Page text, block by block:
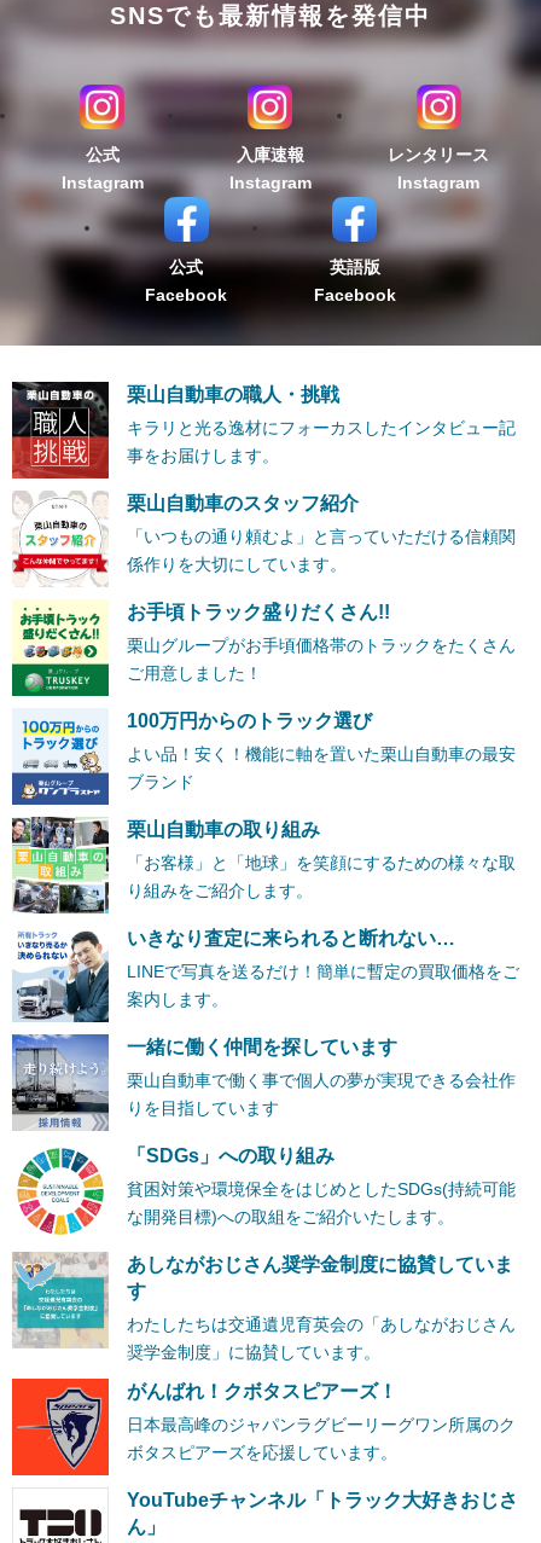
SNSでも最新情報を発信中
公式
Instagram
入庫速報
Instagram
レンタリース
Instagram
公式
Facebook
英語版
Facebook
栗山自動車の職人・挑戦
キラリと光る逸材にフォーカスしたインタビュー記
事をお届けします。
栗山自動車のスタッフ紹介
「いつもの通り頼むよ」と言っていただける信頼関
係作りを大切にしています。
お手頃トラック盛りだくさん!!
栗山グループがお手頃価格帯のトラックをたくさん
ご用意しました！
100万円からのトラック選び
よい品！安く！機能に軸を置いた栗山自動車の最安
ブランド
栗山自動車の取り組み
「お客様」と「地球」を笑顔にするための様々な取
り組みをご紹介します。
いきなり査定に来られると断れない…
LINEで写真を送るだけ！簡単に暫定の買取価格をご
案内します。
一緒に働く仲間を探しています
栗山自動車で働く事で個人の夢が実現できる会社作
りを目指しています
「SDGs」への取り組み
貧困対策や環境保全をはじめとしたSDGs(持続可能
な開発目標)への取組をご紹介いたします。
あしながおじさん奨学金制度に協賛していま
す
わたしたちは交通遺児育英会の「あしながおじさん
奨学金制度」に協賛しています。
がんばれ！クボタスピアーズ！
日本最高峰のジャパンラグビーリーグワン所属のク
ボタスピアーズを応援しています。
YouTubeチャンネル「トラック大好きおじさ
ん」